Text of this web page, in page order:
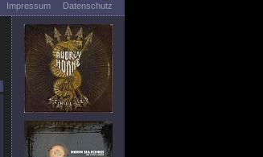
Impressum
Datenschutz